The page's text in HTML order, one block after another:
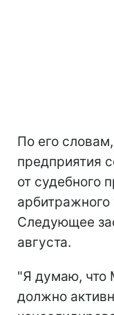
По его
предприятия
от судебного
Следующее
августа.
"Я думаю, что
должно